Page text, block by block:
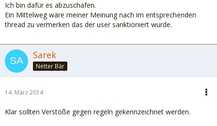
Ich bin dafür es abzuschafen.
Ein Mittelweg wäre meiner Meinung nach im entsprechenden
thread zu vermerken das der user sanktioniert wurde.
Sarek
Netter Bär
14. März 2014
Klar sollten Verstöße gegen regeln gekennzeichnet werden.